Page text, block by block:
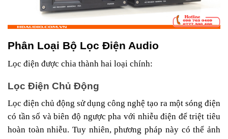
Phân Loại Bộ Lọc Điện Audio
Lọc điện được chia thành hai loại chính:
Lọc Điện Chủ Động
Lọc điện chủ động sử dụng công nghệ tạo ra một sóng điện
có tần số và biên độ ngược pha với nhiễu điện để triệt tiêu
hoàn toàn nhiễu. Tuy nhiên, phương pháp này có thể ảnh